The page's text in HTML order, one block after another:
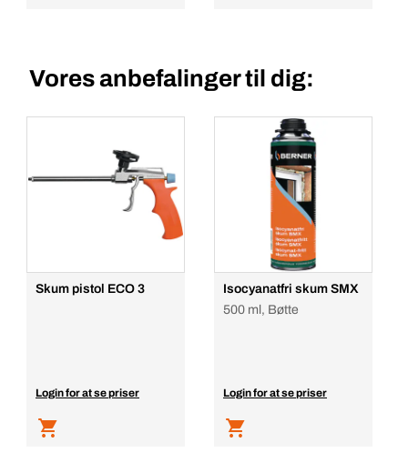
Vores anbefalinger til dig:
Skum pistol ECO 3
Login for at se priser
Isocyanatfri skum SMX
500 ml, Bøtte
Login for at se priser